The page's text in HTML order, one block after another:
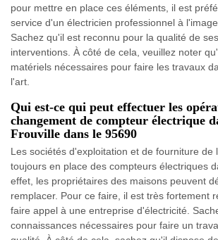
pour mettre en place ces éléments, il est
service d'un électricien professionnel à
Sachez qu'il est reconnu pour la qualité de
interventions. À côté de cela, veuillez noter
matériels nécessaires pour faire les travaux
l'art.
Qui est-ce qui peut effectuer les
changement de compteur électrique
Frouville dans le 95690
Les sociétés d'exploitation et de fourniture de
toujours en place des compteurs électriques
effet, les propriétaires des maisons peuvent
remplacer. Pour ce faire, il est très fortement
faire appel à une entreprise d'électricité.
connaissances nécessaires pour faire un